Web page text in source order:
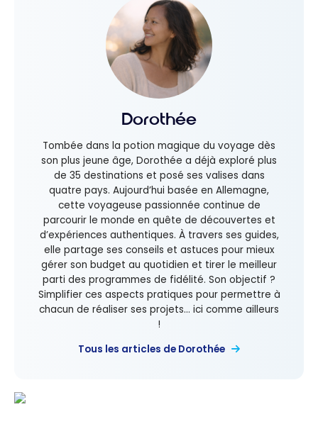
Dorothée
Tombée dans la potion magique du voyage dès
son plus jeune âge, Dorothée a déjà exploré plus
de 35 destinations et posé ses valises dans
quatre pays. Aujourd’hui basée en Allemagne,
cette voyageuse passionnée continue de
parcourir le monde en quête de découvertes et
d’expériences authentiques. À travers ses guides,
elle partage ses conseils et astuces pour mieux
gérer son budget au quotidien et tirer le meilleur
parti des programmes de fidélité. Son objectif ?
Simplifier ces aspects pratiques pour permettre à
chacun de réaliser ses projets... ici comme ailleurs
!
Tous les articles de Dorothée